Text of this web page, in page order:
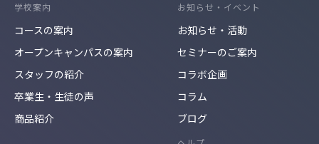
学校案内
コースの案内
オープンキャンパスの案内
スタッフの紹介
卒業生・生徒の声
商品紹介
お知らせ・イベント
お知らせ・活動
セミナーのご案内
コラボ企画
コラム
ブログ